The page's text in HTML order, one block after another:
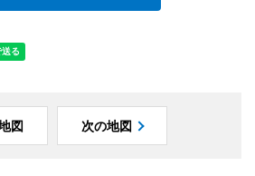
図 次の地図